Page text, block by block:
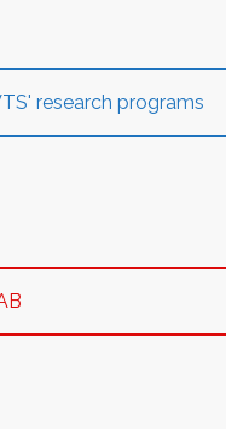
research programs